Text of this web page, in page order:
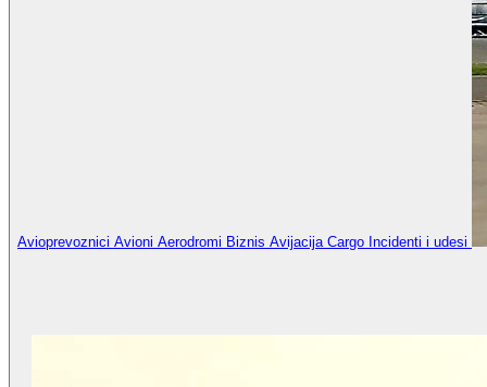
Avioprevoznici Avioni Aerodromi Biznis Avijacija Cargo Incidenti i udesi